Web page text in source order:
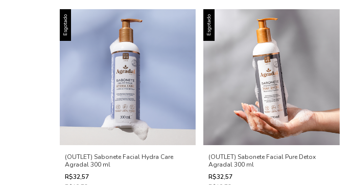
Esgotado
(OUTLET) Sabonete Facial Hydra Care
Agradal 300 ml
R$32,57
Esgotado
(OUTLET) Sabonete Facial Pure Detox
Agradal 300 ml
R$32,57